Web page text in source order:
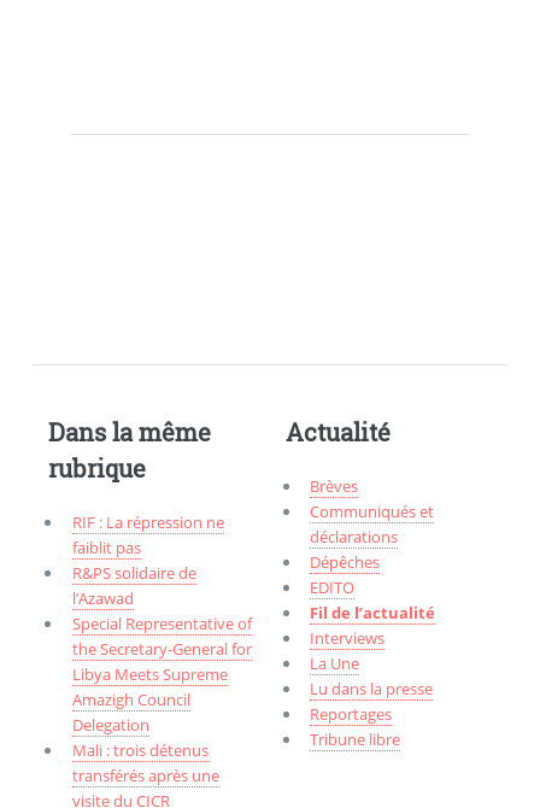
Dans la même
rubrique
RIF : La répression ne
faiblit pas
R&PS solidaire de
l’Azawad
Special Representative of
the Secretary-General for
Libya Meets Supreme
Amazigh Council
Delegation
Mali : trois détenus
transférés après une
visite du CICR
Actualité
Brèves
Communiqués et
déclarations
Dépêches
EDITO
Fil de l’actualité
Interviews
La Une
Lu dans la presse
Reportages
Tribune libre